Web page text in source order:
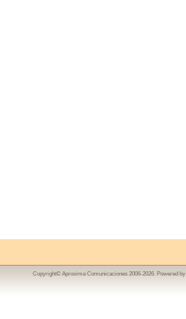
Copyright© Aproxima Comunicaciones 2006-2026. Powered by